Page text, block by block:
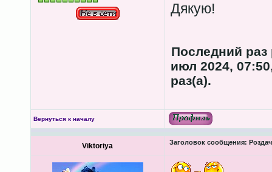
Дякую!
Последний
июл 2024,
раз(а).
Вернуться к началу
Viktoriya Заголовок сообщения: